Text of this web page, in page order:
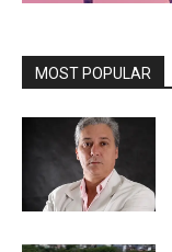
MOST POPULAR